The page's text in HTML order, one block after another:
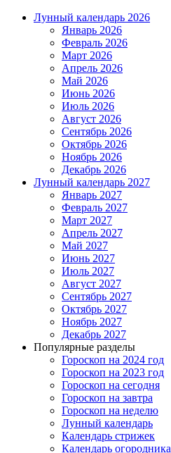
Лунный календарь 2026
Январь 2026
Февраль 2026
Март 2026
Апрель 2026
Май 2026
Июнь 2026
Июль 2026
Август 2026
Сентябрь 2026
Октябрь 2026
Ноябрь 2026
Декабрь 2026
Лунный календарь 2027
Январь 2027
Февраль 2027
Март 2027
Апрель 2027
Май 2027
Июнь 2027
Июль 2027
Август 2027
Сентябрь 2027
Октябрь 2027
Ноябрь 2027
Декабрь 2027
Популярные разделы
Гороскоп на 2024 год
Гороскоп на 2023 год
Гороскоп на сегодня
Гороскоп на завтра
Гороскоп на неделю
Лунный календарь
Календарь стрижек
Календарь огородника